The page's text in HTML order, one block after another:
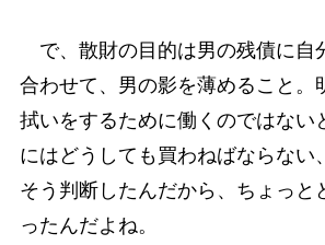
で、散財の目的は男の残債に自
合わせて、男の影を薄めること。
拭いをするために働くのではない
にはどうしても買わねばならない
そう判断したんだから、ちょっと
ったんだよね。